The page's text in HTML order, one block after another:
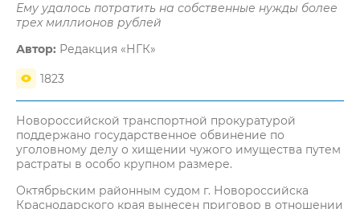
Ему удалось потратить на собственные нужды более
трех миллионов рублей
Автор: Редакция «НГК»
1823
Новороссийской транспортной прокуратурой
поддержано государственное обвинение по
уголовному делу о хищении чужого имущества путем
растраты в особо крупном размере.
Октябрьским районным судом г. Новороссийска
Краснодарского края вынесен приговор в отношении